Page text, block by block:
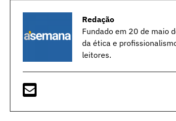
Redação
Fundado em 20 de maio
da ética e
leitores.